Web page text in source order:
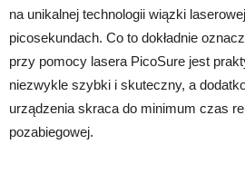
na unikalnej technologii wiązki
picosekundach. Co to dokładnie
przy pomocy lasera PicoSure jest
niezwykle szybki i skuteczny, a
urządzenia skraca do minimum czas
pozabiegowej.